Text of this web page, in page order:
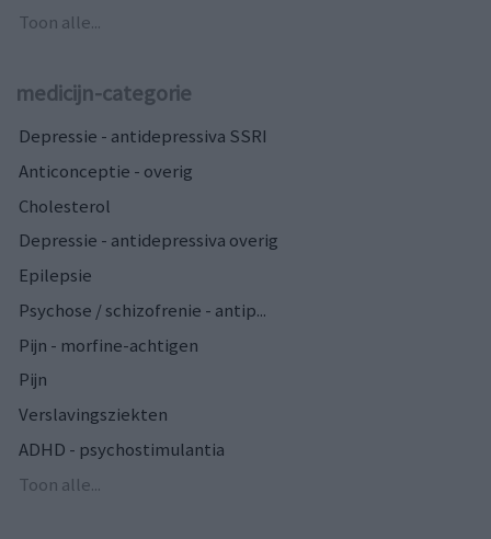
Toon alle...
medicijn-categorie
Depressie - antidepressiva SSRI
Anticonceptie - overig
Cholesterol
Depressie - antidepressiva overig
Epilepsie
Psychose / schizofrenie - antip...
Pijn - morfine-achtigen
Pijn
Verslavingsziekten
ADHD - psychostimulantia
Toon alle...